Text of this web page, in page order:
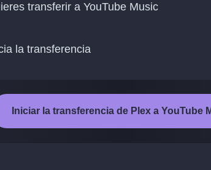
transferir a YouTube Music
la transferencia
Iniciar la transferencia de Plex a YouTube